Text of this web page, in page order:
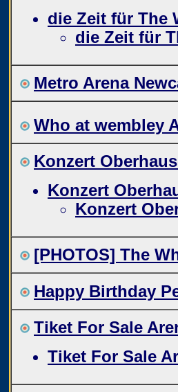
die Zeit für The
die Zeit für
Metro Arena
Who at wembley
Konzert
Konzert
Konzert
[PHOTOS] The
Happy Birthday
Tiket For Sale
Tiket For Sale